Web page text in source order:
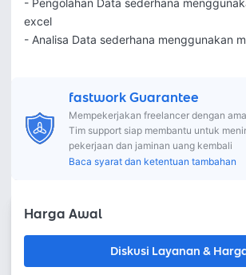
- Pengolahan Data sederhana
excel
- Analisa Data sederhana menggunakan
fastwork Guarantee
Mempekerjakan freelancer dengan
Tim support siap membantu untuk
pekerjaan dan jaminan uang kembali
Baca syarat dan ketentuan tambahan
Harga Awal
Diskusi Layanan &